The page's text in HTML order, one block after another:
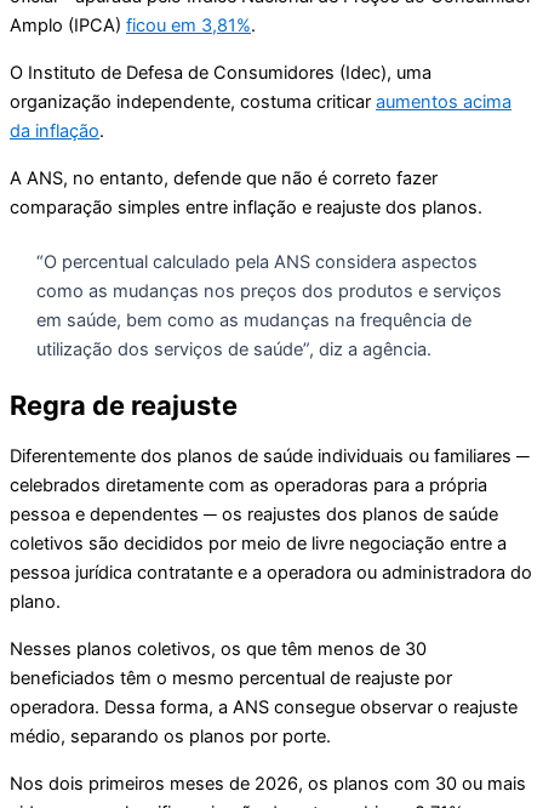
Amplo (IPCA) ficou em 3,81%.
O Instituto de Defesa de Consumidores (Idec), uma
organização independente, costuma criticar aumentos acima
da inflação.
A ANS, no entanto, defende que não é correto fazer
comparação simples entre inflação e reajuste dos planos.
“O percentual calculado pela ANS considera aspectos
como as mudanças nos preços dos produtos e serviços
em saúde, bem como as mudanças na frequência de
utilização dos serviços de saúde”, diz a agência.
Regra de reajuste
Diferentemente dos planos de saúde individuais ou familiares ─
celebrados diretamente com as operadoras para a própria
pessoa e dependentes ─ os reajustes dos planos de saúde
coletivos são decididos por meio de livre negociação entre a
pessoa jurídica contratante e a operadora ou administradora do
plano.
Nesses planos coletivos, os que têm menos de 30
beneficiados têm o mesmo percentual de reajuste por
operadora. Dessa forma, a ANS consegue observar o reajuste
médio, separando os planos por porte.
Nos dois primeiros meses de 2026, os planos com 30 ou mais